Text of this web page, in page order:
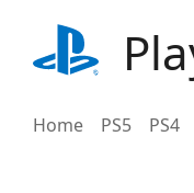
playstation.com
Home PS5 PS4